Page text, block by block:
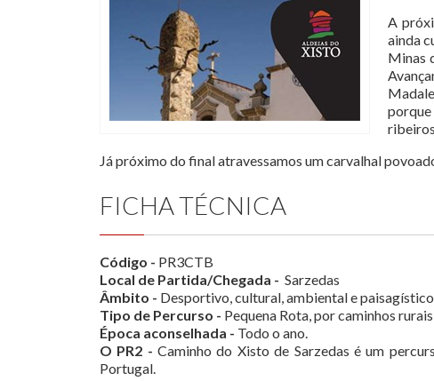
A
ainda
Minas
porque
Já próximo do final atravessamos um carvalhal
FICHA TÉCNICA
Código - PR3CTB
Local de Partida/Chegada - Sarzedas
Âmbito - Desportivo, cultural, ambiental e paisagístico
Tipo de Percurso - Pequena Rota, por caminhos
Época aconselhada - Todo o ano.
O PR2 -Caminho do Xisto de Sarzedas é um
Portugal.